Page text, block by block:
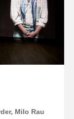
Milo Rau